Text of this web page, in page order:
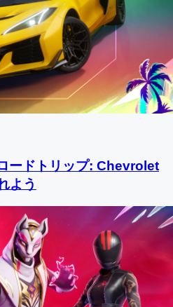
ードトリップ: Chevrolet
よう